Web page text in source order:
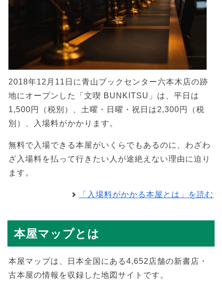
2018年12月11日に青山ブックセンター六本木店の跡
地にオープンした「文喫 BUNKITSU」は、平日は
1,500円（税別）、土曜・日曜・祝日は2,300円（税
別）、入場料がかかります。
無料で入場できる本屋がいくらでもあるのに、わざわ
ざ入場料を払って行きたい人が途絶えない理由に迫り
ます。
「入場料がかかる本屋とは」を読む
本屋マップとは
本屋マップは、日本全国にある4,652店舗の新書店・
古本屋の情報を収録した地図サイトです。